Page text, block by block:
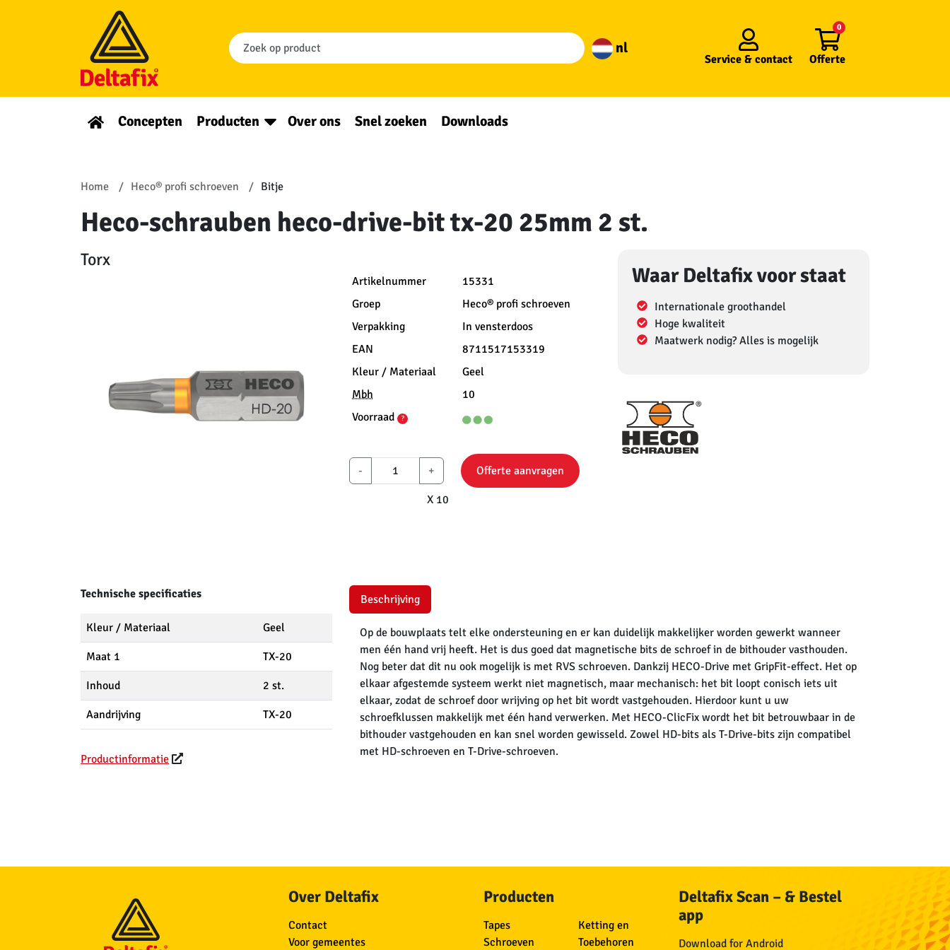
nl
Service & contact Offerte
0
Concepten Producten Over ons Snel zoeken Downloads
Home Heco® profi schroeven Bitje
Heco-schrauben heco-drive-bit tx-20 25mm 2 st.
Torx
Artikelnummer
15331
Groep
Heco® profi schroeven
Verpakking
In vensterdoos
EAN
8711517153319
Kleur / Materiaal
Geel
Mbh
10
Voorraad
?
- +
X 10
Offerte aanvragen
Waar Deltafix voor staat
Internationale groothandel
Hoge kwaliteit
Maatwerk nodig? Alles is mogelijk
Technische specificaties
Kleur / Materiaal Geel
Maat 1 TX-20
Inhoud 2 st.
Aandrijving TX-20
Productinformatie
Beschrijving
Op de bouwplaats telt elke ondersteuning en er kan duidelijk makkelijker worden gewerkt wanneer
men één hand vrij heeft. Het is dus goed dat magnetische bits de schroef in de bithouder vasthouden.
Nog beter dat dit nu ook mogelijk is met RVS schroeven. Dankzij HECO-Drive met GripFit-effect. Het op
elkaar afgestemde systeem werkt niet magnetisch, maar mechanisch: het bit loopt conisch iets uit
elkaar, zodat de schroef door wrijving op het bit wordt vastgehouden. Hierdoor kunt u uw
schroefklussen makkelijk met één hand verwerken. Met HECO-ClicFix wordt het bit betrouwbaar in de
bithouder vastgehouden en kan snel worden gewisseld. Zowel HD-bits als T-Drive-bits zijn compatibel
met HD-schroeven en T-Drive-schroeven.
Over Deltafix
Contact
Voor gemeentes
Producten
Tapes
Schroeven
Ketting en
Toebehoren
Deltafix Scan – & Bestel
app
Download for Android